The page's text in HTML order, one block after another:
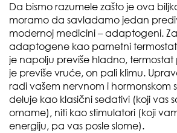
Da bismo razumele zašto je ova
moramo da savladamo jedan
modernoj medicini – adaptogeni.
adaptogene kao pametni termostat
je napolju previše hladno,
je previše vruće, on pali klimu.
radi vašem nervnom i hormonskom
deluje kao klasični sedativi (koji vas
omame), niti kao stimulatori (koji
energiju, pa vas posle slome).